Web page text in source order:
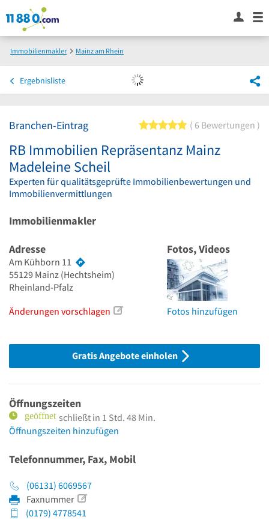
Immobilienmakler
Mainz am Rhein
Ergebnisliste
Branchen-Eintrag 5 von 5 Sternen
6 Bewertungen
RB Immobilien Repräsentanz Mainz
Madeleine Scheil
Experten für qualitätsgeprüfte Immobilienbewertungen und
Immobilienvermittlungen
Immobilienmakler
Adresse
Am Kühborn 11
55129 Mainz (Hechtsheim)
Rheinland-Pfalz
Änderungen vorschlagen
Fotos, Videos
Fotos hinzufügen
Gratis Angebote einholen
Öffnungszeiten
schließt in 1 Std. 48 Min.
Öffnungszeiten hinzufügen
Telefonnummer, Fax, Mobil
(06131) 6069567
Faxnummer
(0179) 4778541